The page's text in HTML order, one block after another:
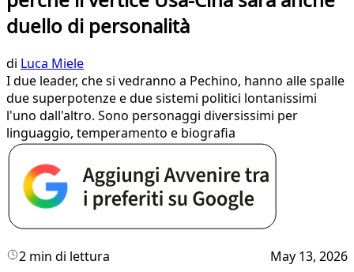
duello di personalità
di Luca Miele
I due leader, che si vedranno a Pechino, hanno alle spalle
due superpotenze e due sistemi politici lontanissimi
l'uno dall'altro. Sono personaggi diversissimi per
linguaggio, temperamento e biografia
2 min di lettura May 13, 2026